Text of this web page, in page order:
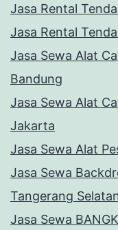
Jasa Rental
Jasa Rental
Jasa Sewa Alat
Bandung
Jasa Sewa Alat
Jakarta
Jasa Sewa Alat
Jasa Sewa
Tangerang
Jasa Sewa